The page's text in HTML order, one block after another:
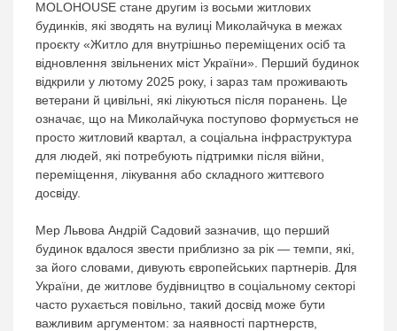
MOLOHOUSE стане другим із восьми житлових
будинків, які зводять на вулиці Миколайчука в межах
проєкту «Житло для внутрішньо переміщених осіб та
відновлення звільнених міст України». Перший будинок
відкрили у лютому 2025 року, і зараз там проживають
ветерани й цивільні, які лікуються після поранень. Це
означає, що на Миколайчука поступово формується не
просто житловий квартал, а соціальна інфраструктура
для людей, які потребують підтримки після війни,
переміщення, лікування або складного життєвого
досвіду.
Мер Львова Андрій Садовий зазначив, що перший
будинок вдалося звести приблизно за рік — темпи, які,
за його словами, дивують європейських партнерів. Для
України, де житлове будівництво в соціальному секторі
часто рухається повільно, такий досвід може бути
важливим аргументом: за наявності партнерств,